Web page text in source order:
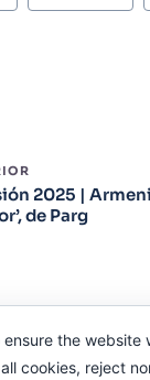
2025 |
de Parg
the website
cookies, reject